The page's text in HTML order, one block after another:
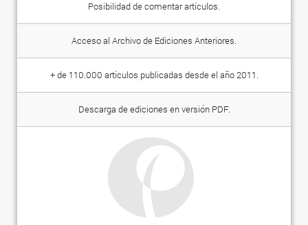
Posibilidad de comentar artículos.
Acceso al Archivo de Ediciones Anteriores.
+ de 110.000 artículos publicadas desde el año 2011.
Descarga de ediciones en versión PDF.